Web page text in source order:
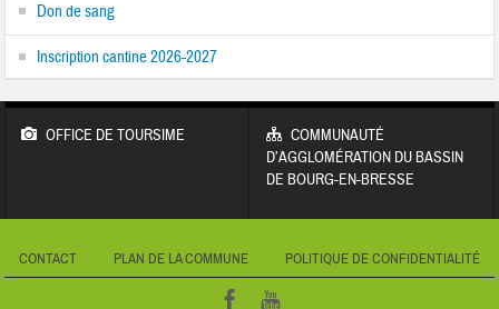
Don de sang
Inscription cantine 2026-2027
OFFICE DE TOURSIME
COMMUNAUTÉ
D’AGGLOMÉRATION DU BASSIN
DE BOURG-EN-BRESSE
CONTACT PLAN DE LA COMMUNE POLITIQUE DE CONFIDENTIALITÉ